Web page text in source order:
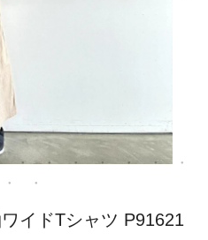
イドTシャツ P91621